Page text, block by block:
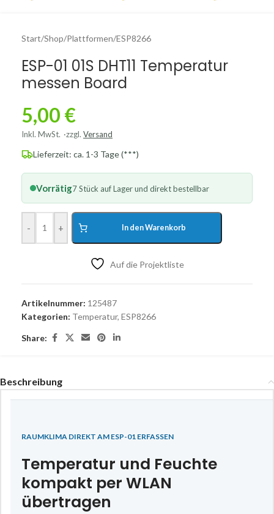
Start/Shop/Plattformen/ESP8266
ESP-01 01S DHT11 Temperatur
messen Board
5,00 €
Inkl. MwSt. zzgl. Versand
Lieferzeit: ca. 1-3 Tage (***)
Vorrätig7 Stück auf Lager und direkt bestellbar
- + In den Warenkorb
Auf die Projektliste
Artikelnummer: 125487
Kategorien: Temperatur, ESP8266
Share:
Beschreibung
RAUMKLIMA DIREKT AM ESP-01 ERFASSEN
Temperatur und Feuchte
kompakt per WLAN
übertragen